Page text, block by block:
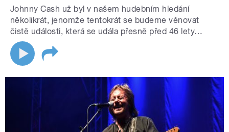
Johnny Cash už byl v našem hudebním hledání
několikrát, jenomže tentokrát se budeme věnovat
čistě události, která se udála přesně před 46 lety…